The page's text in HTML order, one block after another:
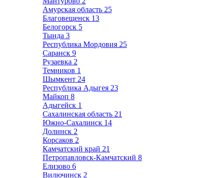
Амурская область 25
Благовещенск 13
Белогорск 5
Тында 3
Республика Мордовия 25
Саранск 9
Рузаевка 2
Темников 1
Шымкент 24
Республика Адыгея 23
Майкоп 8
Адыгейск 1
Сахалинская область 21
Южно-Сахалинск 14
Долинск 2
Корсаков 2
Камчатский край 21
Петропавловск-Камчатский 8
Елизово 6
Вилючинск 2